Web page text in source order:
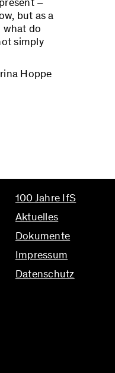
but as a
what do
simply
Hoppe
100 Jahre IfS
Aktuelles
Dokumente
Impressum
Datenschutz